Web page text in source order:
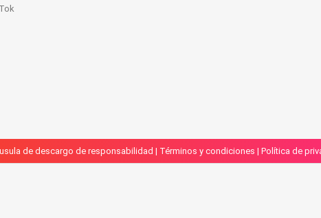
de descargo de responsabilidad | Términos y condiciones | Política de